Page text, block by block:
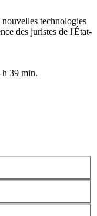
nouvelles technologies
des juristes de l'État-
39 min.